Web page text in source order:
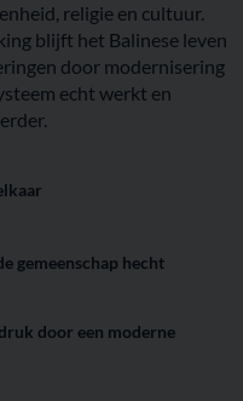
religie en cultuur.
blijft het Balinese leven
door modernisering
echt werkt en
gemeenschap hecht
door een moderne